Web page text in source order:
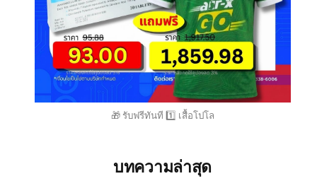
🎁 รับฟรีทันที 1️⃣ เสื้อโปโล
บทความล่าสุด